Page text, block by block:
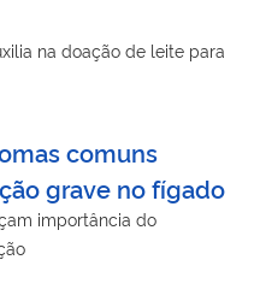
na doação de leite para
comuns
grave no fígado
importância do